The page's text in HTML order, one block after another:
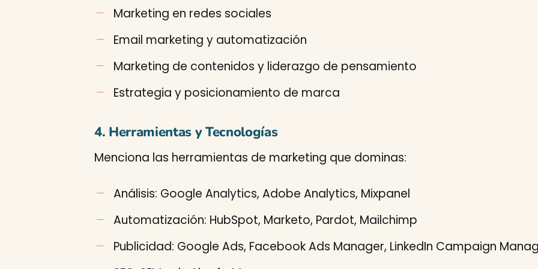
Marketing en redes sociales
Email marketing y automatización
Marketing de contenidos y liderazgo de pensamiento
Estrategia y posicionamiento de marca
4. Herramientas y Tecnologías
Menciona las herramientas de marketing que dominas:
Análisis: Google Analytics, Adobe Analytics, Mixpanel
Automatización: HubSpot, Marketo, Pardot, Mailchimp
Publicidad: Google Ads, Facebook Ads Manager, LinkedIn Campaign